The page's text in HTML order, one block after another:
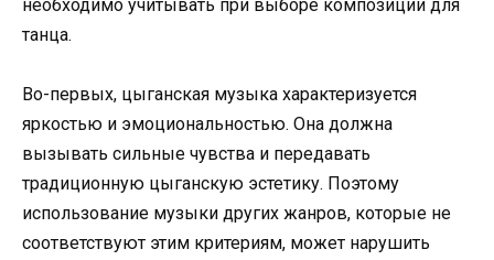
необходимо учитывать при выборе композиции для
танца.
Во-первых, цыганская музыка характеризуется
яркостью и эмоциональностью. Она должна
вызывать сильные чувства и передавать
традиционную цыганскую эстетику. Поэтому
использование музыки других жанров, которые не
соответствуют этим критериям, может нарушить